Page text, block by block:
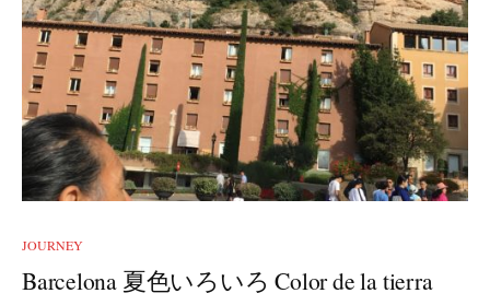
JOURNEY
Barcelona 夏色いろいろ Color de la tierra